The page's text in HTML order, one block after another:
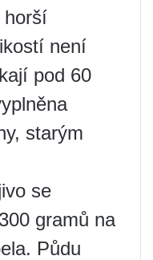
horší
není
pod 60
starým
se
gramů na
Půdu